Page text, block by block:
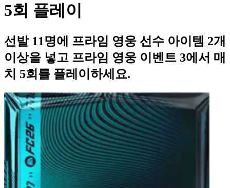
5회 플레이
선발 11명에 프라임 영웅 선수 아이템 2개
이상을 넣고 프라임 영웅 이벤트 3에서 매
치 5회를 플레이하세요.